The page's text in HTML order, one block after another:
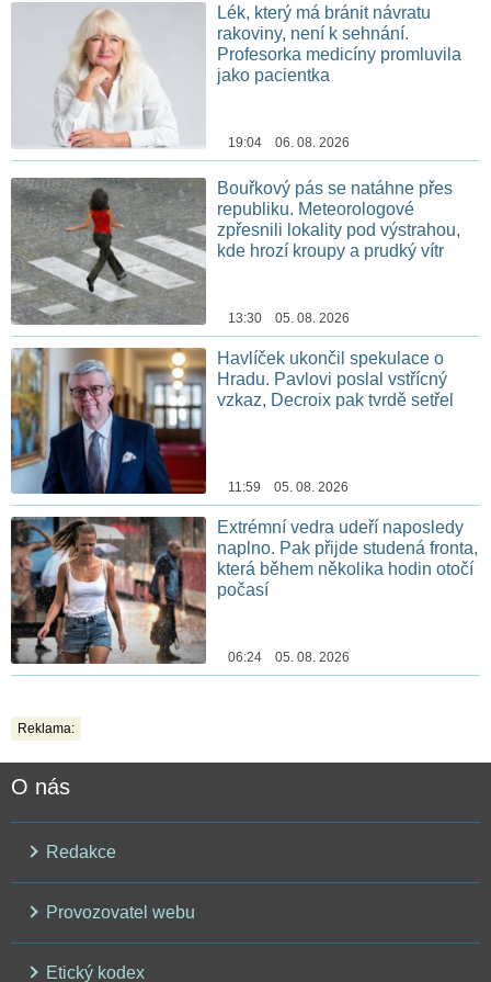
Lék, který má bránit návratu
rakoviny, není k sehnání.
Profesorka medicíny promluvila
jako pacientka
19:04 06. 08. 2026
Bouřkový pás se natáhne přes
republiku. Meteorologové
zpřesnili lokality pod výstrahou,
kde hrozí kroupy a prudký vítr
13:30 05. 08. 2026
Havlíček ukončil spekulace o
Hradu. Pavlovi poslal vstřícný
vzkaz, Decroix pak tvrdě setřel
11:59 05. 08. 2026
Extrémní vedra udeří naposledy
naplno. Pak přijde studená fronta,
která během několika hodin otočí
počasí
06:24 05. 08. 2026
Reklama:
O nás
Redakce
Provozovatel webu
Etický kodex